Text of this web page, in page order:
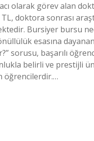
olarak görev alan
doktora sonrası
Bursiyer bursu
esasına
sorusu, başarılı
belirli ve prestijli
öğrencilerdir.…